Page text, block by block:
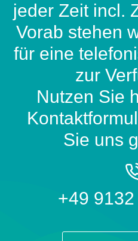
jeder Zeit incl.
Vorab stehen
für eine
zur
Nutzen Sie
Sie uns
+49